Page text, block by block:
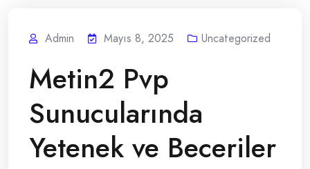
Admin Mayıs 8, 2025 Uncategorized
Metin2 Pvp
Sunucularında
Yetenek ve Beceriler